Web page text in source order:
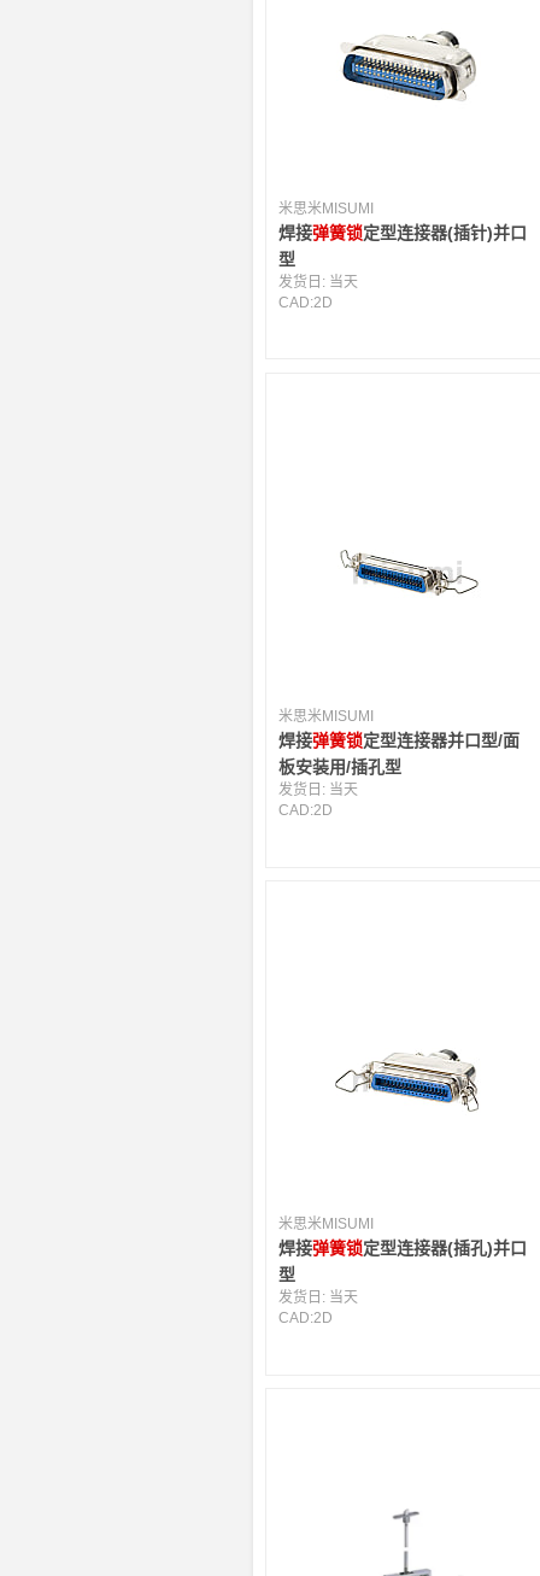
米思米MISUMI
焊接弹簧锁定型连接器(插针)并口
型
发货日: 当天
CAD:2D
米思米MISUMI
焊接弹簧锁定型连接器并口型/面
板安装用/插孔型
发货日: 当天
CAD:2D
米思米MISUMI
焊接弹簧锁定型连接器(插孔)并口
型
发货日: 当天
CAD:2D